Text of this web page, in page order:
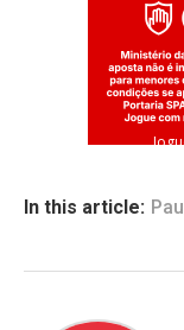
In this article: